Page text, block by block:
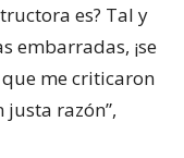
es? Tal y
embarradas, ¡se
me criticaron
razón”,